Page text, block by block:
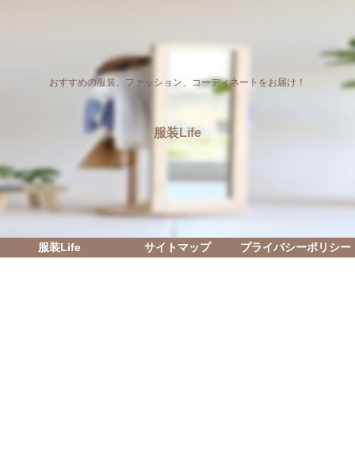
おすすめの服装、ファッション、コーディネートをお届け！
服装Life
服装Life サイトマップ プライバシーポリシー